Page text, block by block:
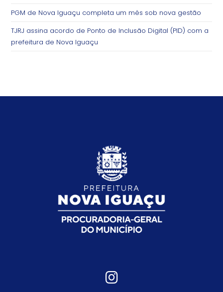
PGM de Nova Iguaçu completa um mês sob nova gestão
TJRJ assina acordo de Ponto de Inclusão Digital (PID) com a
prefeitura de Nova Iguaçu